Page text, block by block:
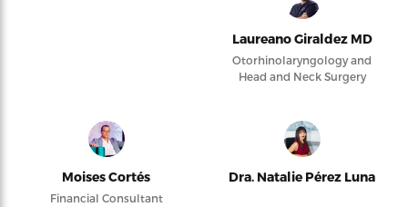
Laureano Giraldez MD
Otorhinolaryngology and
Head and Neck Surgery
Moises Cortés
Financial Consultant
Dra. Natalie Pérez Luna